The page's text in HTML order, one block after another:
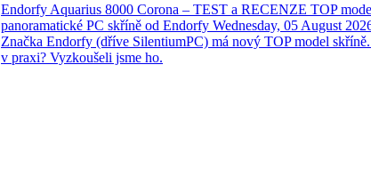
Endorfy Aquarius 8000 Corona – TEST a RECENZE TOP
panoramatické PC skříně od Endorfy Wednesday, 05 August
Značka Endorfy (dříve SilentiumPC) má nový TOP model
v praxi? Vyzkoušeli jsme ho.